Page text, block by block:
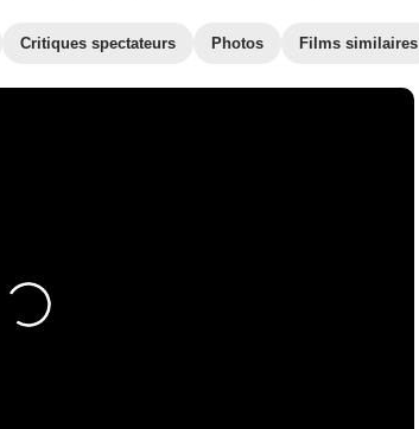
Critiques spectateurs Photos Films similaires